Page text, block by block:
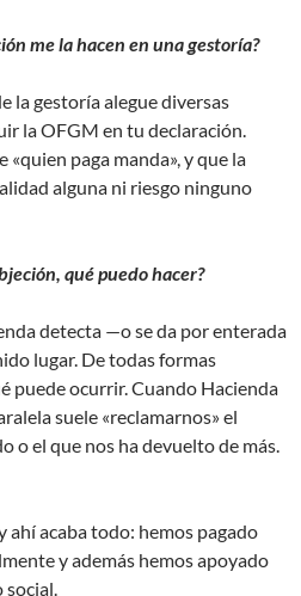
me la hacen en una gestoría?
la gestoría alegue diversas
la OFGM en tu declaración.
«quien paga manda», y que la
alguna ni riesgo ninguno
qué puedo hacer?
detecta —o se da por enterada
lugar. De todas formas
puede ocurrir. Cuando Hacienda
suele «reclamarnos» el
o el que nos ha devuelto de más.
ahí acaba todo: hemos pagado
y además hemos apoyado
social.